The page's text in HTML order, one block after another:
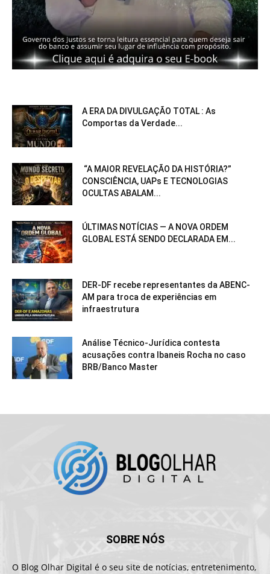
A ERA DA DIVULGAÇÃO TOTAL : As
Comportas da Verdade...
“A MAIOR REVELAÇÃO DA HISTÓRIA?”
CONSCIÊNCIA, UAPs E TECNOLOGIAS
OCULTAS ABALAM...
ÚLTIMAS NOTÍCIAS — A NOVA ORDEM
GLOBAL ESTÁ SENDO DECLARADA EM...
DER-DF recebe representantes da ABENC-
AM para troca de experiências em
infraestrutura
Análise Técnico-Jurídica contesta
acusações contra Ibaneis Rocha no caso
BRB/Banco Master
SOBRE NÓS
O Blog Olhar Digital é o seu site de notícias, entretenimento,